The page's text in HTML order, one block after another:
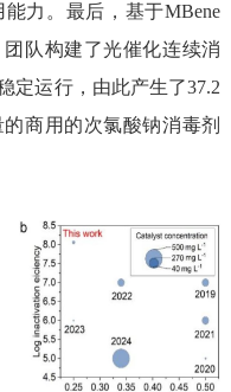
力。 最后，基于MBene
团队构建了光催化连续消
定运行， 由此产生了37.2
的商用的次氯酸钠消毒剂